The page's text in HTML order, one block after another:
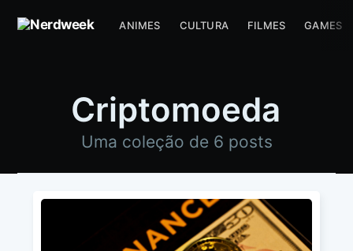
ANIMES CULTURA FILMES GAMES
Criptomoeda
Uma coleção de 6 posts